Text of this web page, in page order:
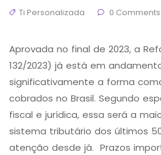
Ti Personalizada
0 Comments
Aprovada no final de 2023, a
132/2023) já está em
significativamente a forma
cobrados no Brasil. Segundo
fiscal e jurídica, essa será a
sistema tributário dos últimos
atenção desde já. Prazos